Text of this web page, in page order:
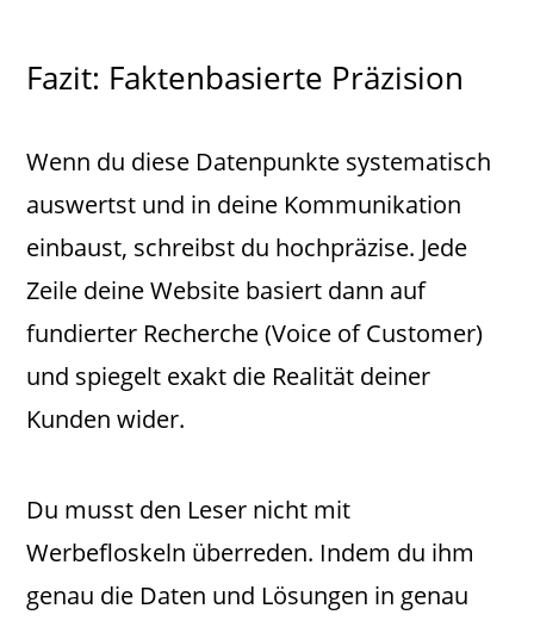
Fazit: Faktenbasierte Präzision
Wenn du diese Datenpunkte systematisch
auswertst und in deine Kommunikation
einbaust, schreibst du hochpräzise. Jede
Zeile deine Website basiert dann auf
fundierter Recherche (Voice of Customer)
und spiegelt exakt die Realität deiner
Kunden wider.
Du musst den Leser nicht mit
Werbefloskeln überreden. Indem du ihm
genau die Daten und Lösungen in genau